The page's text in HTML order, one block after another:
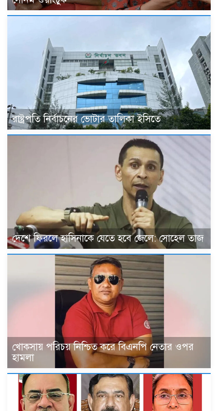
রাষ্ট্রপতি নির্বাচনের ভোটার তালিকা ইসিতে
দেশে ফিরলে হাসিনাকে যেতে হবে জেলে: সোহেল তাজ
খোকসায় পরিচয় নিশ্চিত করে বিএনপি নেতার ওপর
হামলা